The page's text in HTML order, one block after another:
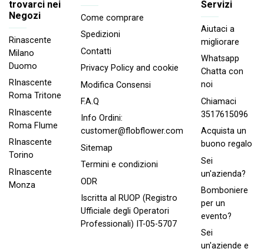
trovarci nei
Negozi
Rinascente
Milano
Duomo
RInascente
Roma Tritone
RInascente
Roma FIume
RInascente
Torino
RInascente
Monza
Come comprare
Spedizioni
Contatti
Privacy Policy and cookie
Modifica Consensi
F.A.Q
Info Ordini:
customer@flobflower.com
Sitemap
Termini e condizioni
ODR
Iscritta al RUOP (Registro
Ufficiale degli Operatori
Professionali) IT-05-5707
Servizi
Aiutaci a
migliorare
Whatsapp
Chatta con
noi
Chiamaci
3517615096
Acquista un
buono regalo
Sei
un'azienda?
Bomboniere
per un
evento?
Sei
un'aziende e